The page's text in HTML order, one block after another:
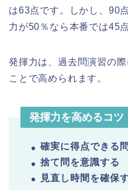
は63点です。しかし、90
力が50％なら本番では45
発揮力は、過去問演習の
ことで高められます。
発揮力を高めるコツ
確実に得点できる
捨て問を意識する
見直し時間を確保